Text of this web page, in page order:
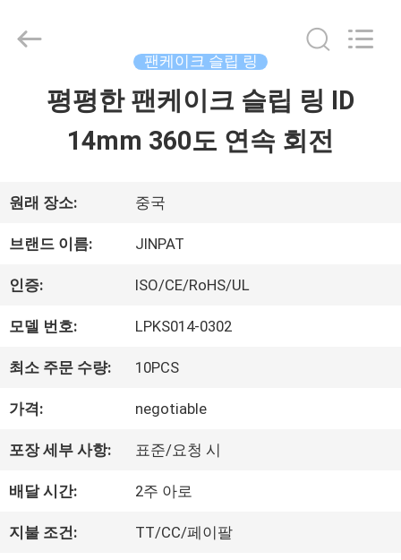
품
VR
쇼
우
리
에
대
하
팬케이크 슬립 링
평평한 팬케이크 슬립 링 ID
14mm 360도 연속 회전
원래 장소: 중국
브랜드 이름: JINPAT
인증: ISO/CE/RoHS/UL
모델 번호: LPKS014-0302
최소 주문 수량: 10PCS
가격: negotiable
포장 세부 사항: 표준/요청 시
배달 시간: 2주 아로
지불 조건: TT/CC/페이팔